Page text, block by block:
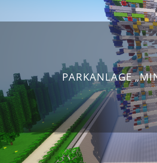
PARKANLAGE